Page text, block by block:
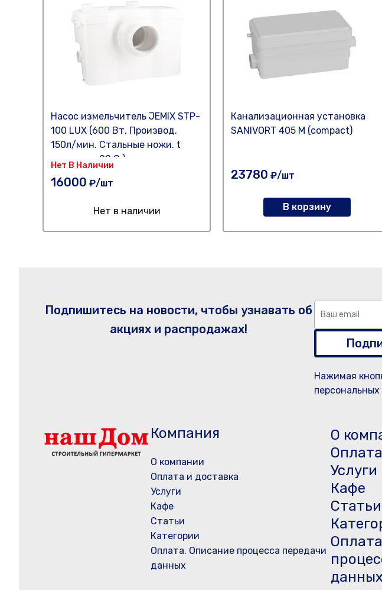
Насос измельчитель JEMIX STP-
100 LUX (600 Вт, Производ.
150л/мин. Стальные ножи. t
стоков до 90 С.)
Нет В Наличии
16000 ₽/шт
Нет в наличии
Канализационная установка
SANIVORT 405 M (compact)
23780 ₽/шт
В корзину
Подпишитесь на новости, чтобы узнавать об
акциях и распродажах!
Нажимая
Компания
О компании
Оплата и доставка
Услуги
Кафе
Статьи
Категории
Оплата. Описание процесса передачи
данных
О
Услуги
Кафе
Статьи